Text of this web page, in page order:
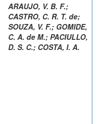
ARAUJO, V. B. F.;
CASTRO, C. R. T. de;
SOUZA, V. F.; GOMIDE,
C. A. de M.; PACIULLO,
D. S. C.; COSTA, I. A.